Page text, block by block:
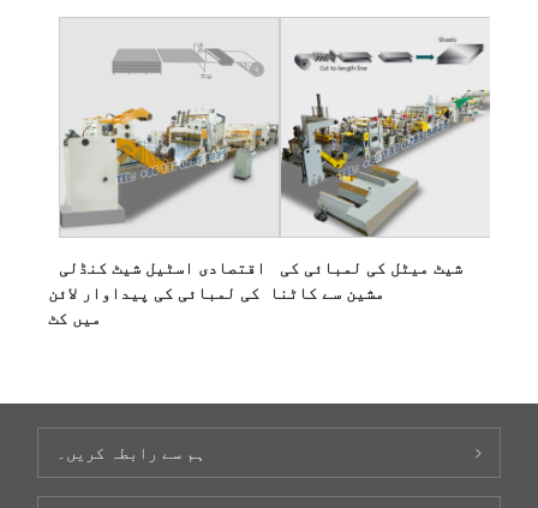
اقتصادی اسٹیل شیٹ کنڈلی
کی لمبائی کی پیداوار لائن
میں کٹ
شیٹ میٹل کی لمبائی کی
مشین سے کاٹنا
ہم سے رابطہ کریں۔